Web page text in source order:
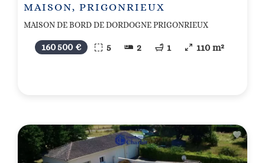
MAISON, PRIGONRIEUX
MAISON DE BORD DE DORDOGNE PRIGONRIEUX
160 500 € 5 2 1 110 m²